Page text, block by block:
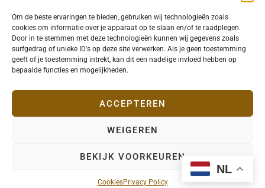
Om de beste ervaringen te bieden, gebruiken wij technologieën zoals
cookies om informatie over je apparaat op te slaan en/of te raadplegen.
Door in te stemmen met deze technologieën kunnen wij gegevens zoals
surfgedrag of unieke ID's op deze site verwerken. Als je geen toestemming
geeft of je toestemming intrekt, kan dit een nadelige invloed hebben op
bepaalde functies en mogelijkheden.
ACCEPTEREN
WEIGEREN
BEKIJK VOORKEUREN
CookiesPrivacy Policy
Federale Politie legt in 2026 zware druk op
drugs, cyberfraude en verkeersveiligheid
21 juni 2026
Copyright © 2026 indegazette.be |Privacy
NL